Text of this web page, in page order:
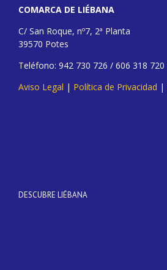
COMARCA DE LIÉBANA
C/ San Roque, nº7, 2ª Planta
39570 Potes
Teléfono: 942 730 726 / 606 318 720
Aviso Legal | Política de Privacidad |
DESCUBRE LIÉBANA